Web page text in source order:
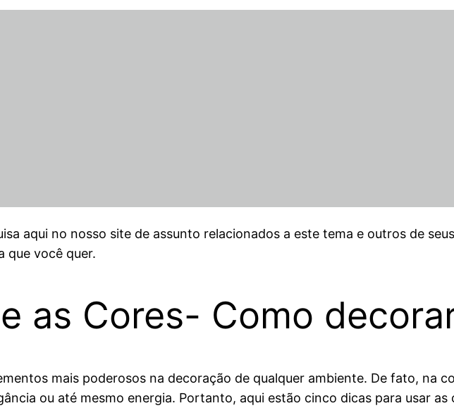
aqui no nosso site de assunto relacionados a este tema e outros de
que você quer.
as Cores- Como
mais poderosos na decoração de qualquer ambiente. De fato, na
ou até mesmo energia. Portanto, aqui estão cinco dicas para usar